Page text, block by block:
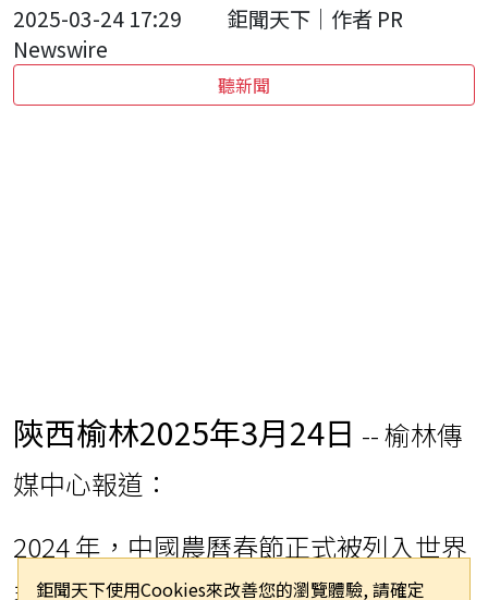
鉅聞天下使用Cookies來改善您的瀏覽體驗, 請確定
2025-03-24 17:29
鉅聞天下｜作者 PR
Newswire
聽新聞
將其列為法定節假日，約五分之一的世
界人口共慶佳節。在長城要塞榆林古
站，我們見證了非遺傳承的獨特年味。